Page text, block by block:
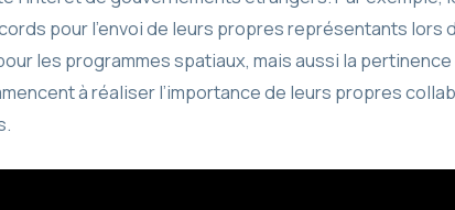
pour l’envoi de leurs propres représentants lors
les programmes spatiaux, mais aussi la pertinence
à réaliser l’importance de leurs propres